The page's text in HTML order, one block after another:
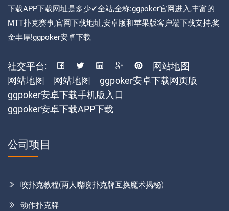
下载APP下载网址是多少✔全站,全称:ggpoker官网进入,丰富的
MTT扑克赛事,官网下载地址,安卓版和苹果版客户端下载支持,奖
金丰厚!ggpoker安卓下载
社交平台:
网站地图
网站地图
网站地图
ggpoker安卓下载网页版
ggpoker安卓下载手机版入口
ggpoker安卓下载APP下载
公司项目
咬扑克教程(两人嘴咬扑克牌互换魔术揭秘)
动作扑克牌